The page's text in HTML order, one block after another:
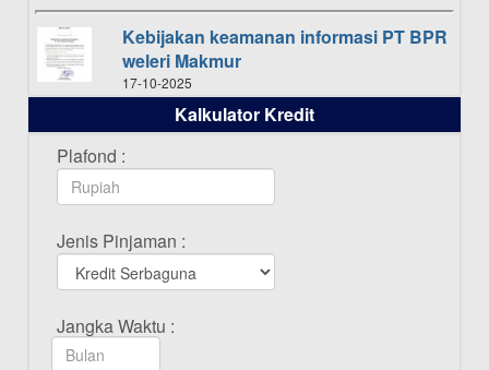
Kebijakan keamanan informasi PT BPR
weleri Makmur
17-10-2025
Daftar Pemenang Undian TAMASHA
Bulan Oktober 2025
16-10-2025
Bulan September 2025
20-09-2025
Daftar Pemenang Undian TAMASHA
Bulan Agustus 2025
Kalkulator Kredit
Plafond :
Jenis Pinjaman :
Jangka Waktu :